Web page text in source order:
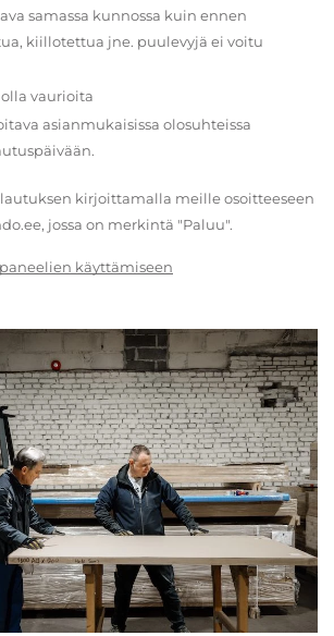
samassa kunnossa kuin ennen
kiillotettua jne. puulevyjä ei voitu
olla vaurioita
asianmukaisissa olosuhteissa
kirjoittamalla meille osoitteeseen
jossa on merkintä "Paluu".
käyttämiseen